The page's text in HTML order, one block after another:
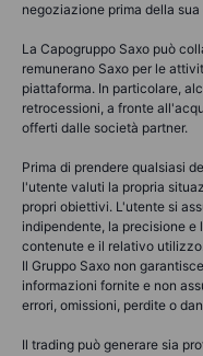
negoziazione prima della
La Capogruppo Saxo può
remunerano Saxo per le
piattaforma. In particolare,
retrocessioni, a fronte
offerti dalle società partner.
Prima di prendere qualsiasi
l'utente valuti la propria
propri obiettivi. L'utente si
indipendente, la precisione
contenute e il relativo
Il Gruppo Saxo non
informazioni fornite e non
errori, omissioni, perdite o
Il trading può generare sia